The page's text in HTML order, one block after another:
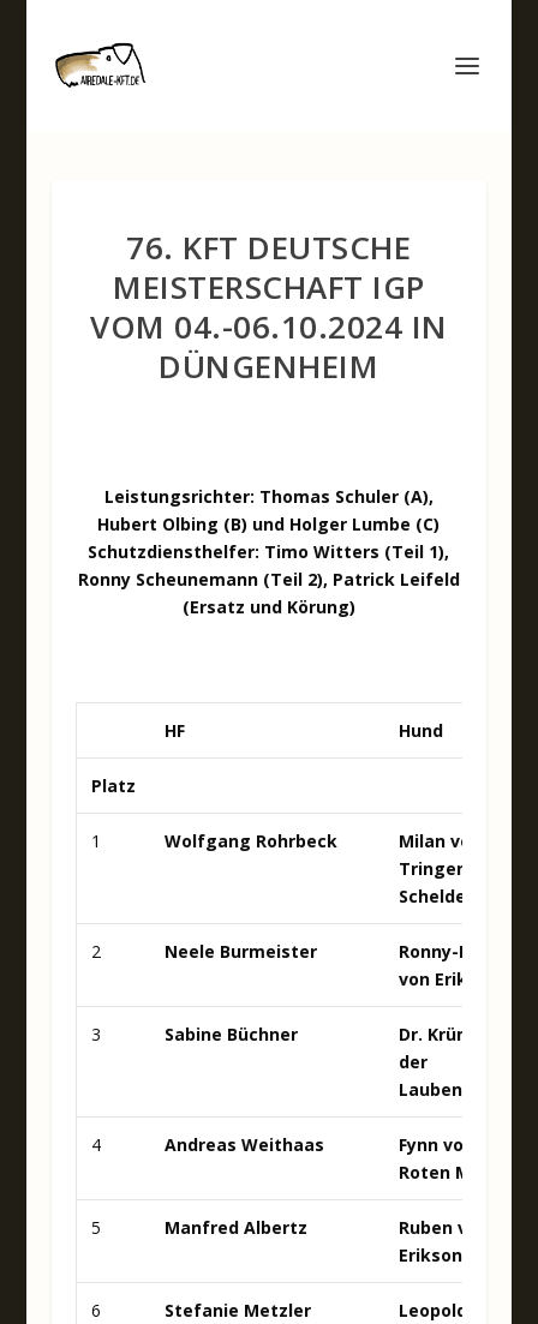
76. KFT DEUTSCHE
MEISTERSCHAFT IGP
VOM 04.-06.10.2024 IN
DÜNGENHEIM
Leistungsrichter: Thomas Schuler (A),
Hubert Olbing (B) und Holger Lumbe (C)
Schutzdiensthelfer: Timo Witters (Teil 1),
Ronny Scheunemann (Teil 2), Patrick Leifeld
(Ersatz und Körung)
HF Hund
Platz
1 Wolfgang Rohrbeck
Milan vom
Tringensteiner
Schelderwald
2 Neele Burmeister
Ronny-Rupert
von Erikson
3 Sabine Büchner
Dr. Krümel von
der
Laubenhaid
4 Andreas Weithaas
Fynn vom
Roten Milan
5 Manfred Albertz
Ruben von
Erikson
6 Stefanie Metzler
Leopold v.